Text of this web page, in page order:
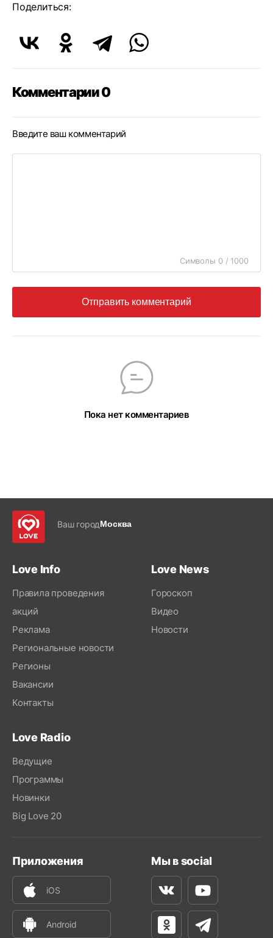
Поделиться:
Комментарии 0
Введите ваш комментарий
Символы 0 / 1000
Отправить комментарий
Пока нет комментариев
Ваш городМосква
Love Info
Правила проведения
акций
Реклама
Региональные новости
Регионы
Вакансии
Контакты
Love News
Гороскоп
Видео
Новости
Love Radio
Ведущие
Программы
Новинки
Big Love 20
Приложения
iOS
Android
Мы в social
ВконтактеYoutube
Одноклассники
Телеграм